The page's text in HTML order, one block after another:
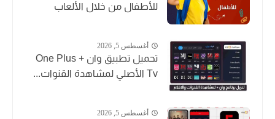
للأطفال من خلال الألعاب
أغسطس 5, 2026
تحميل تطبيق وان + One Plus
Tv الأصلي لمشاهدة القنوات...
أغسطس 5, 2026